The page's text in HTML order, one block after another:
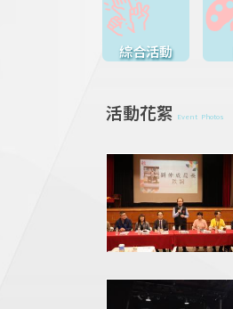
綜合活動
活動花絮 Event Photos